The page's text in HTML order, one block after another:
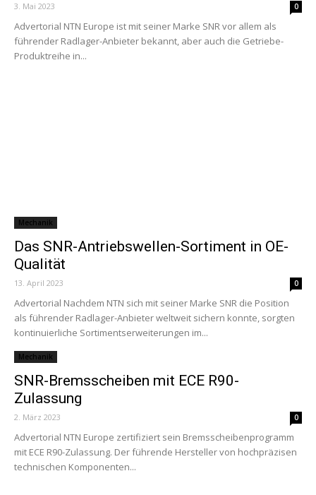
3. Mai 2023 0
Advertorial NTN Europe ist mit seiner Marke SNR vor allem als
führender Radlager-Anbieter bekannt, aber auch die Getriebe-
Produktreihe in...
Mechanik
Das SNR-Antriebswellen-Sortiment in OE-
Qualität
13. April 2023 0
Advertorial Nachdem NTN sich mit seiner Marke SNR die Position
als führender Radlager-Anbieter weltweit sichern konnte, sorgten
kontinuierliche Sortimentserweiterungen im...
Mechanik
SNR-Bremsscheiben mit ECE R90-
Zulassung
2. März 2023 0
Advertorial NTN Europe zertifiziert sein Bremsscheibenprogramm
mit ECE R90-Zulassung. Der führende Hersteller von hochpräzisen
technischen Komponenten...